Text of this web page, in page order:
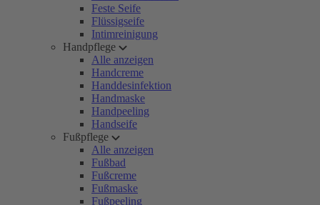
Feste Seife
Flüssigseife
Intimreinigung
Handpflege
Alle anzeigen
Handcreme
Handdesinfektion
Handmaske
Handpeeling
Handseife
Fußpflege
Alle anzeigen
Fußbad
Fußcreme
Fußmaske
Fußpeeling